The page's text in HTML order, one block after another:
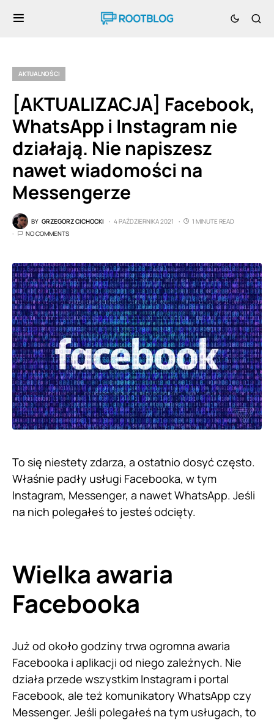
AKTUALNOŚCI
[AKTUALIZACJA] Facebook,
WhatsApp i Instagram nie
działają. Nie napiszesz
nawet wiadomości na
Messengerze
BY GRZEGORZ CICHOCKI 4 PAŹDZIERNIKA 2021
1 MINUTE READ
NO COMMENTS
To się niestety zdarza, a ostatnio dosyć często.
Właśnie padły usługi Facebooka, w tym
Instagram, Messenger, a nawet WhatsApp. Jeśli
na nich polegałeś to jesteś odcięty.
Wielka awaria
Facebooka
Już od około godziny trwa ogromna awaria
Facebooka i aplikacji od niego zależnych. Nie
działa przede wszystkim Instagram i portal
Facebook, ale też komunikatory WhatsApp czy
Messenger. Jeśli polegałeś na tym usługach, to